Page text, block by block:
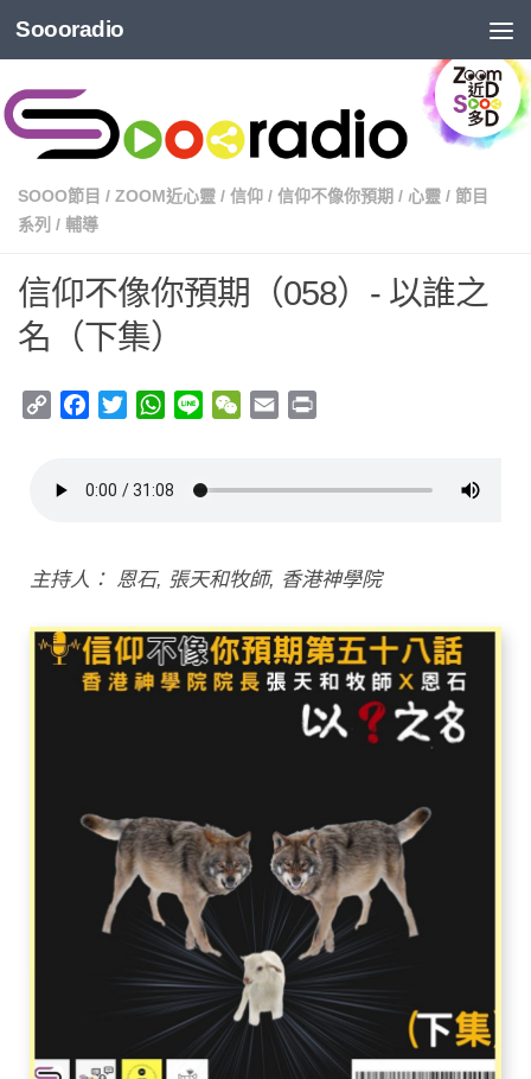
Soooradio
SOOO節目 / ZOOM近心靈 / 信仰 / 信仰不像你預期 / 心靈 / 節目
系列 / 輔導
信仰不像你預期（058）- 以誰之
名（下集）
Copy
Facebook
TwitterWhatsApp
Line WeChat
Email
主持人： 恩石, 張天和牧師, 香港神學院